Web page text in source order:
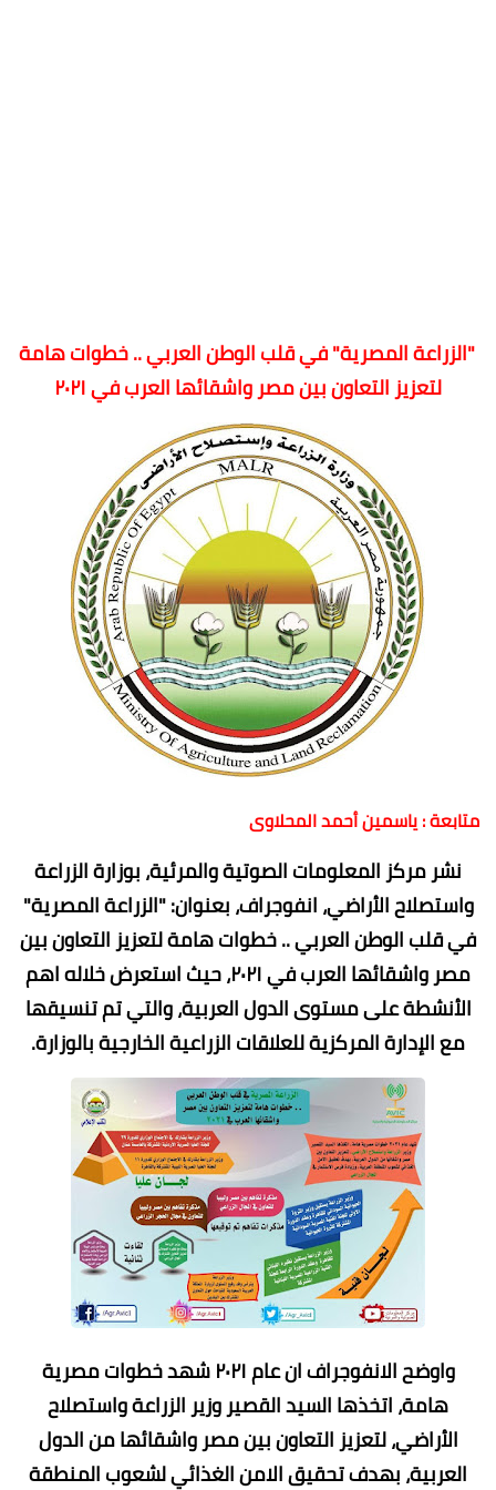
"الزراعة المصرية" في قلب الوطن العربي .. خطوات هامة
لتعزيز التعاون بين مصر واشقائها العرب في ٢٠٢١
متابعة : ياسمين أحمد المحلاوى
نشر مركز المعلومات الصوتية والمرئية، بوزارة الزراعة
واستصلاح الأراضي، انفوجراف، بعنوان: "الزراعة المصرية"
في قلب الوطن العربي .. خطوات هامة لتعزيز التعاون بين
مصر واشقائها العرب في ٢٠٢١، حيث استعرض خلاله اهم
الأنشطة على مستوى الدول العربية، والتي تم تنسيقها
مع الإدارة المركزية للعلاقات الزراعية الخارجية بالوزارة.
واوضح الانفوجراف ان عام ٢٠٢١ شهد خطوات مصرية
هامة، اتخذها السيد القصير وزير الزراعة واستصلاح
الأراضي، لتعزيز التعاون بين مصر واشقائها من الدول
العربية، بهدف تحقيق الامن الغذائي لشعوب المنطقة